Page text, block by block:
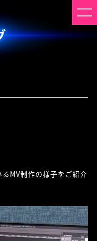
MV制作の様子をご紹介